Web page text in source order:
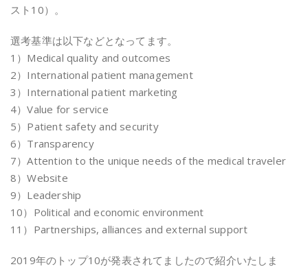
スト10）。
選考基準は以下などとなってます。
1）Medical quality and outcomes
2）International patient management
3）International patient marketing
4）Value for service
5）Patient safety and security
6）Transparency
7）Attention to the unique needs of the medical traveler
8）Website
9）Leadership
10）Political and economic environment
11）Partnerships, alliances and external support
2019年のトップ10が発表されてましたので紹介いたしま